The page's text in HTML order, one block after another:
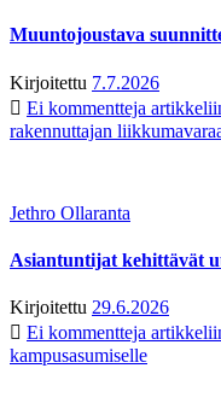
Muuntojoustava
Kirjoitettu 7.7.2026
Ei kommentteja
rakennuttajan
Jethro Ollaranta
Asiantuntijat kehittävät
Kirjoitettu 29.6.2026
Ei kommentteja
kampusasumiselle